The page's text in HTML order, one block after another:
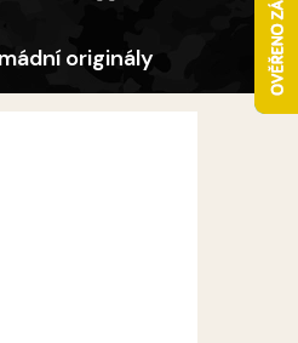
originály Pro děti